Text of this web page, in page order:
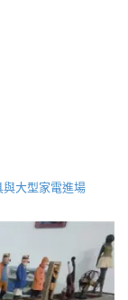
與大型家電進場